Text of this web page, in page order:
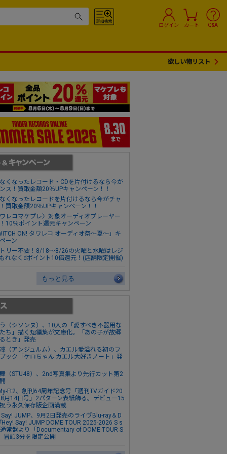
ログイン カート Q&A
欲しい物リスト
くなったレコード・CDを片付けるなら今が
ス！買取金額20％UPキャンペーン！！
くなったレコードを片付けるなら今がチャ
買取金額20％UPキャンペーン！！
ワレコマケプレ〉対象オーディオプレーヤー
10％ポイント還元キャンペーン
ON! タワレコ オーディオ祭～夏～」キ
ーン
リー不要！8/18～8/26の火曜と水曜はレジ
れなくdポイント10倍還元！(店舗限定開催)
もっと見る
う（シソンヌ）、10人の「愛すべき不器用な
ち」描く短編集が文庫化。「あの子が故郷
とき」発売
（アンジュルム）、カエル愛溢れる初のフ
ック「ケロちゃん カエル大好きノート」発
（STU48）、2nd写真集より先行カット第2
Ft2、創刊64周年記念号「週刊TVガイド20
月14日号」2パターン表紙飾る。デビュー15
う永久保存版企画満載
Say! JUMP、9月2日発売のライヴBlu-ray＆D
Hey! Say! JUMP DOME TOUR 2025-2026 S s
常盤より「Documentary of DOME TOUR S
冒頭3分を限定公開